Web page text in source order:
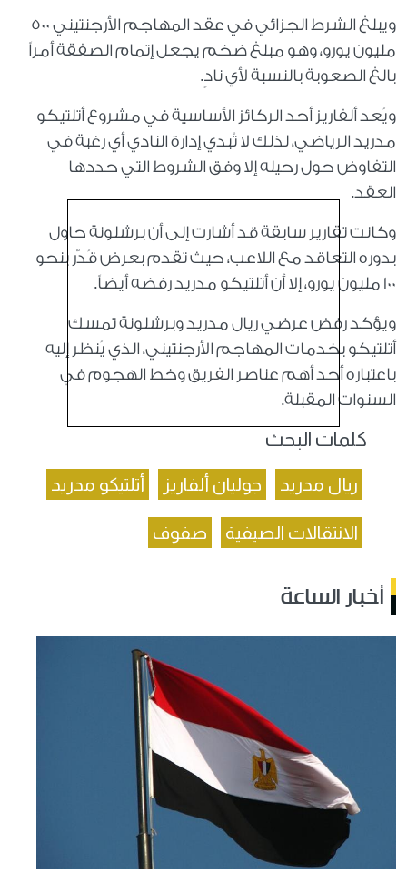
ويبلغ الشرط الجزائي في عقد المهاجم الأرجنتيني 500
مليون يورو، وهو مبلغ ضخم يجعل إتمام الصفقة أمراً
بالغ الصعوبة بالنسبة لأي نادٍ.
ويُعد ألفاريز أحد الركائز الأساسية في مشروع أتلتيكو
مدريد الرياضي، لذلك لا تُبدي إدارة النادي أي رغبة في
التفاوض حول رحيله إلا وفق الشروط التي حددها
العقد.
وكانت تقارير سابقة قد أشارت إلى أن برشلونة حاول
بدوره التعاقد مع اللاعب، حيث تقدم بعرض قُدّر بنحو
100 مليون يورو، إلا أن أتلتيكو مدريد رفضه أيضاً.
ويؤكد رفض عرضي ريال مدريد وبرشلونة تمسك
أتلتيكو بخدمات المهاجم الأرجنتيني، الذي يُنظر إليه
باعتباره أحد أهم عناصر الفريق وخط الهجوم في
السنوات المقبلة.
كلمات البحث
ريال مدريد جوليان ألفاريز أتلتيكو مدريد
الانتقالات الصيفية صفوف
أخبار الساعة